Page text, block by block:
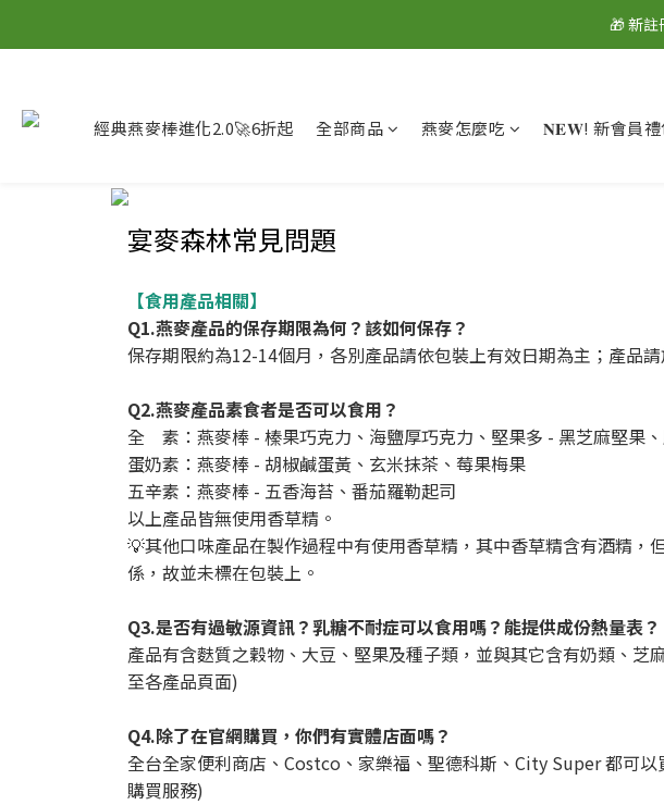
🎁 新註
🎁 新註
🎁 新註
經典燕麥棒進化2.0🚀6折起 全部商品 燕麥怎麼吃 𝐍𝐄𝐖! 新會員禮
宴麥森林常見問題
【食用產品相關】
Q1.燕麥產品的保存期限為何？該如何保存？
保存期限約為12-14個月，各別產品請依包裝上有效日期為主；產品
Q2.燕麥產品素食者是否可以食用？
全 素：燕麥棒 - 榛果巧克力、海鹽厚巧克力、堅果多 - 黑芝麻堅果
蛋奶素：燕麥棒 - 胡椒鹹蛋黃、玄米抹茶、莓果梅果
五辛素：燕麥棒 - 五香海苔、番茄羅勒起司
以上產品皆無使用香草精。
💡其他口味產品在製作過程中有使用香草精，其中香草精含有酒精
係，故並未標在包裝上。
Q3.是否有過敏源資訊？乳糖不耐症可以食用嗎？能提供成份熱量表？
產品有含麩質之穀物、大豆、堅果及種子類，並與其它含有奶類、
至各產品頁面)
Q4.除了在官網購買，你們有實體店面嗎？
全台全家便利商店、Costco、家樂福、聖德科斯、City Super 都可
購買服務)